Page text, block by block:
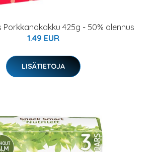
Porkkanakakku 425g - 50% alennus
1.49 EUR
LISÄTIETOJA